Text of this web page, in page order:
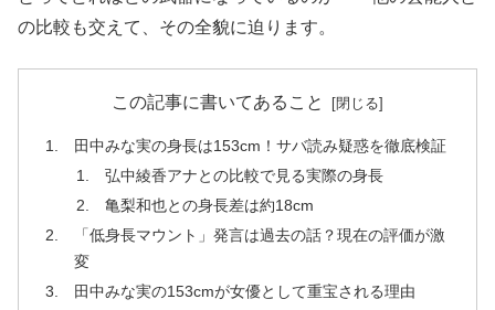
の比較も交えて、その全貌に迫ります。
この記事に書いてあること
田中みな実の身長は153cm！サバ読み疑惑を徹底検証
弘中綾香アナとの比較で見る実際の身長
亀梨和也との身長差は約18cm
「低身長マウント」発言は過去の話？現在の評価が激
変
田中みな実の153cmが女優として重宝される理由